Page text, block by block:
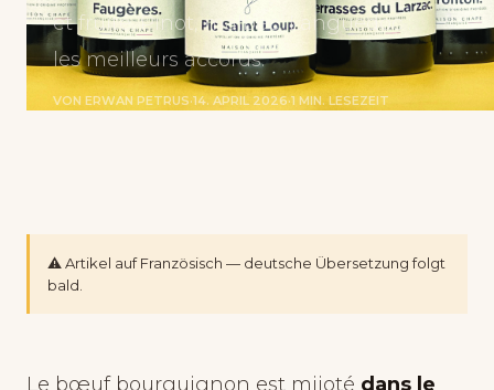
et fruité. Pinot, malbec, Languedoc :
les meilleurs accords.
VON ERWAN PETRUS·14. APRIL 2026·1 MIN. LESEZEIT
⚠️ Artikel auf Französisch — deutsche Übersetzung folgt
bald.
Le bœuf bourguignon est mijoté dans le